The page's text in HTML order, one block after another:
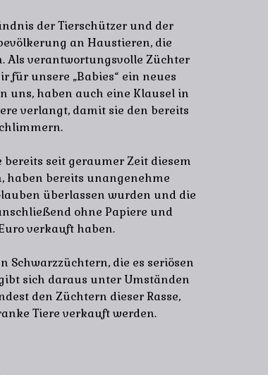
der Tierschützer und der
an Haustieren, die
Als verantwortungsvolle Züchter
für unsere „Babies“ ein neues
uns, haben auch eine Klausel in
verlangt, damit sie den bereits
seit geraumer Zeit diesem
haben bereits unangenehme
überlassen wurden und die
ohne Papiere und
verkauft haben.
Schwarzzüchtern, die es seriösen
sich daraus unter Umständen
den Züchtern dieser Rasse,
Tiere verkauft werden.